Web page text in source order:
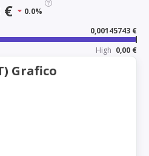
€ 0.0%
0,00145743 €
High 0,00 €
Grafico